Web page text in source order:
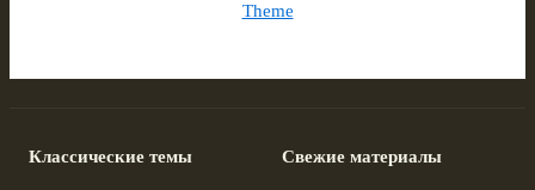
Theme
Классические темы Свежие материалы